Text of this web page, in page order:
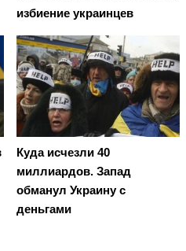
избиение украинцев
Куда исчезли 40
миллиардов. Запад
обманул Украину с
деньгами